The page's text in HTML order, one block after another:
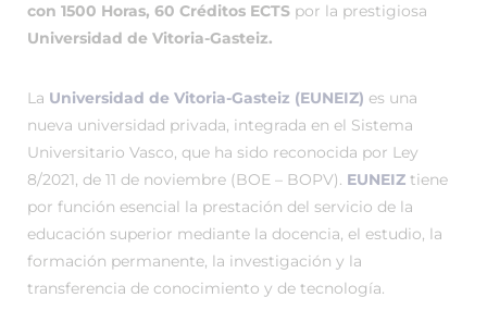
con 1500 Horas, 60 Créditos ECTS por la prestigiosa
Universidad de Vitoria-Gasteiz.
La Universidad de Vitoria-Gasteiz (EUNEIZ) es una
nueva universidad privada, integrada en el Sistema
Universitario Vasco, que ha sido reconocida por Ley
8/2021, de 11 de noviembre (BOE – BOPV). EUNEIZ tiene
por función esencial la prestación del servicio de la
educación superior mediante la docencia, el estudio, la
formación permanente, la investigación y la
transferencia de conocimiento y de tecnología.